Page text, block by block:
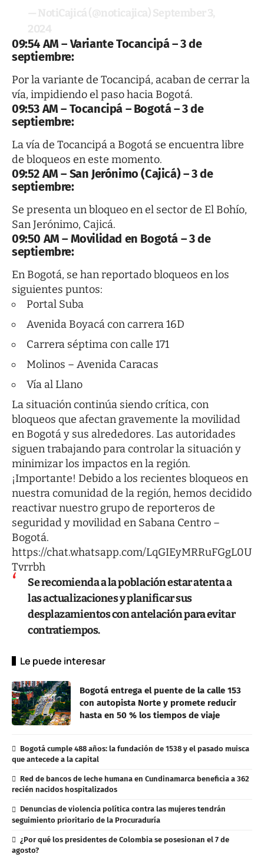
09:54 AM – Variante Tocancipá– 3 de
septiembre:
Por la variante de Tocancipá, acaban de cerrar la
vía, impidiendo el paso hacia Bogotá.
09:53 AM – Tocancipá – Bogotá– 3 de
septiembre:
La vía de Tocancipá a Bogotá se encuentra libre
de bloqueos en este momento.
09:52 AM – San Jerónimo (Cajicá) – 3 de
septiembre:
Se presenta un bloqueo en el sector de El Bohío,
San Jerónimo, Cajicá.
09:50 AM – Movilidad en Bogotá – 3 de
septiembre:
En Bogotá, se han reportado bloqueos en los
siguientes puntos:
Portal Suba
Avenida Boyacá con carrera 16D
Carrera séptima con calle 171
Molinos – Avenida Caracas
Vía al Llano
La situación continúa siendo crítica, con
bloqueos que afectan gravemente la movilidad
en Bogotá y sus alrededores. Las autoridades
siguen trabajando para controlar la situación y
minimizar los impactos en la región.
¡Importante! Debido a los recientes bloqueos en
nuestra comunidad de la región, hemos decidido
reactivar nuestro grupo de reporteros de
seguridad y movilidad en Sabana Centro –
Bogotá.
https://chat.whatsapp.com/LqGIEyMRRuFGgL0U
Tvrrbh
Se recomienda a la población estar atenta a
las actualizaciones y planificar sus
desplazamientos con antelación para evitar
contratiempos.
Le puede interesar
Bogotá entrega el puente de la calle 153
con autopista Norte y promete reducir
hasta en 50 % los tiempos de viaje
Bogotá cumple 488 años: la fundación de 1538 y el pasado muisca
que antecede a la capital
Red de bancos de leche humana en Cundinamarca beneficia a 362
recién nacidos hospitalizados
Denuncias de violencia política contra las mujeres tendrán
seguimiento prioritario de la Procuraduría
¿Por qué los presidentes de Colombia se posesionan el 7 de
agosto?